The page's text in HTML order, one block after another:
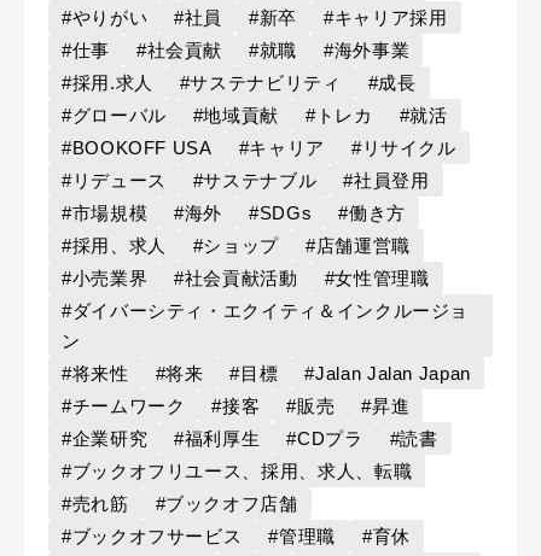
#やりがい
#社員 #新卒
#キャリア採用
#仕事
#社会貢献 #就職
#海外事業
#採用.求人
#サステナビリティ
#成長
#グローバル
#地域貢献 #トレカ
#就活
#BOOKOFF USA
#キャリア
#リサイクル
#リデュース
#サステナブル
#社員登用
#市場規模
#海外 #SDGs
#働き方
#採用、求人
#ショップ
#店舗運営職
#小売業界
#社会貢献活動
#女性管理職
#ダイバーシティ・エクイティ＆インクルージョ
ン
#将来性
#将来 #目標
#Jalan Jalan Japan
#チームワーク
#接客 #販売
#昇進
#企業研究
#福利厚生 #CDプラ
#読書
#ブックオフリユース、採用、求人、転職
#売れ筋
#ブックオフ店舗
#ブックオフサービス
#管理職
#育休